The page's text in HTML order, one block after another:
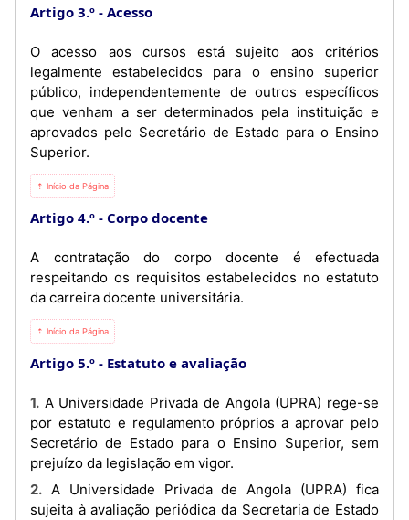
Artigo 3.º Acesso
O acesso aos cursos está sujeito aos critérios
legalmente estabelecidos para o ensino superior
público, independentemente de outros específicos
que venham a ser determinados pela instituição e
aprovados pelo Secretário de Estado para o Ensino
Superior.
⇡ Início da Página
Artigo 4.º Corpo docente
A contratação do corpo docente é efectuada
respeitando os requisitos estabelecidos no estatuto
da carreira docente universitária.
⇡ Início da Página
Artigo 5.º Estatuto e avaliação
1. A Universidade Privada de Angola (UPRA) rege-se
por estatuto e regulamento próprios a aprovar pelo
Secretário de Estado para o Ensino Superior, sem
prejuízo da legislação em vigor.
2. A Universidade Privada de Angola (UPRA) fica
sujeita à avaliação periódica da Secretaria de Estado